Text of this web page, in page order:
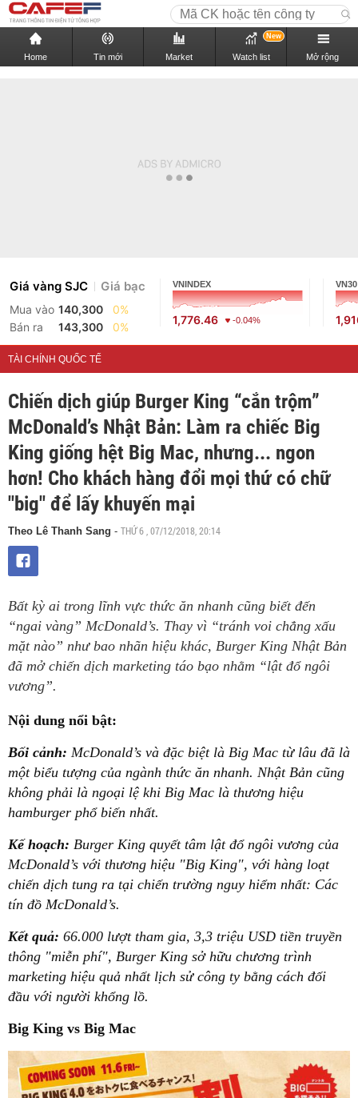
Home Tin mới Market Watch list
New
Mở rộng
Giá vàng SJC Giá bạc
Mua vào 140,300
0%
Bán ra
143,300 0%
VNINDEX
1,776.46 -0.04%
VN30
TÀI CHÍNH QUỐC TẾ
Chiến dịch giúp Burger King “cắn trộm”
McDonald’s Nhật Bản: Làm ra chiếc Big
King giống hệt Big Mac, nhưng... ngon
hơn! Cho khách hàng đổi mọi thứ có chữ
"big" để lấy khuyến mại
Theo Lê Thanh Sang - THỨ 6 , 07/12/2018, 20:14
Bất kỳ ai trong lĩnh vực thức ăn nhanh cũng biết đến
“ngai vàng” McDonald’s. Thay vì “tránh voi chẳng xấu
mặt nào” như bao nhãn hiệu khác, Burger King Nhật Bản
đã mở chiến dịch marketing táo bạo nhằm “lật đổ ngôi
vương”.
Nội dung nổi bật:
Bối cảnh: McDonald’s và đặc biệt là Big Mac từ lâu đã là
một biểu tượng của ngành thức ăn nhanh. Nhật Bản cũng
không phải là ngoại lệ khi Big Mac là thương hiệu
hamburger phổ biến nhất.
Kế hoạch: Burger King quyết tâm lật đổ ngôi vương của
McDonald’s với thương hiệu "Big King", với hàng loạt
chiến dịch tung ra tại chiến trường nguy hiểm nhất: Các
tín đồ McDonald’s.
Kết quả: 66.000 lượt tham gia, 3,3 triệu USD tiền truyền
thông "miễn phí", Burger King sở hữu chương trình
marketing hiệu quả nhất lịch sử công ty bằng cách đối
đầu với người khổng lồ.
Big King vs Big Mac